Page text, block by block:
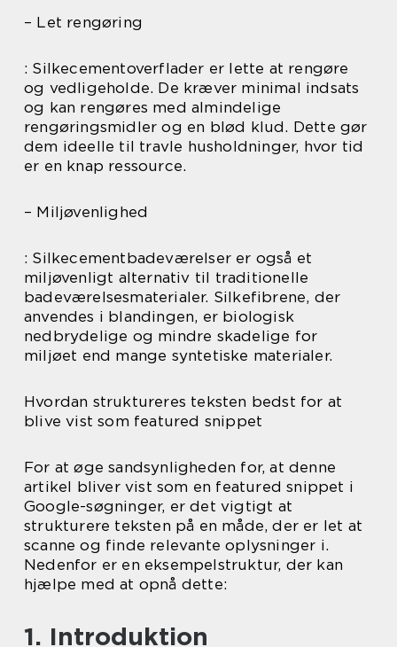
– Let rengøring
: Silkecementoverflader er lette at rengøre
og vedligeholde. De kræver minimal indsats
og kan rengøres med almindelige
rengøringsmidler og en blød klud. Dette gør
dem ideelle til travle husholdninger, hvor tid
er en knap ressource.
– Miljøvenlighed
: Silkecementbadeværelser er også et
miljøvenligt alternativ til traditionelle
badeværelsesmaterialer. Silkefibrene, der
anvendes i blandingen, er biologisk
nedbrydelige og mindre skadelige for
miljøet end mange syntetiske materialer.
Hvordan struktureres teksten bedst for at
blive vist som featured snippet
For at øge sandsynligheden for, at denne
artikel bliver vist som en featured snippet i
Google-søgninger, er det vigtigt at
strukturere teksten på en måde, der er let at
scanne og finde relevante oplysninger i.
Nedenfor er en eksempelstruktur, der kan
hjælpe med at opnå dette:
1. Introduktion